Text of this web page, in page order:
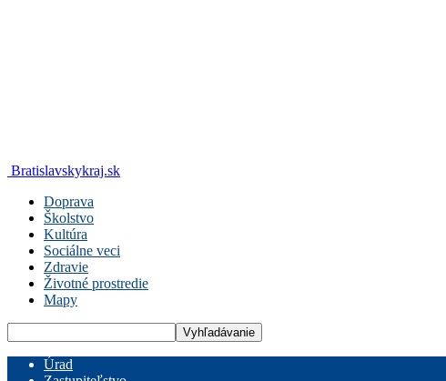
Bratislavskykraj.sk
Doprava
Školstvo
Kultúra
Sociálne veci
Zdravie
Životné prostredie
Mapy
Úrad